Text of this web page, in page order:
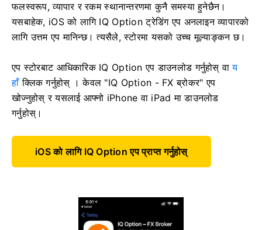
फलस्वरूप, व्यापार र रकम स्थानान्तरणमा कुनै समस्या हुनेछैन।
यसबाहेक, iOS को लागि IQ Option ट्रेडिंग एप अनलाइन व्यापारको
लागि उत्तम एप मानिन्छ। त्यसैले, स्टोरमा यसको उच्च मूल्याङ्कन छ।
एप स्टोरबाट आधिकारिक IQ Option एप डाउनलोड गर्नुहोस् वाय
हाँक्लिक गर्नुहोस् । केवल "IQ Option - FX ब्रोकर" एप
खोज्नुहोस् र यसलाई आफ्नो iPhone वा iPad मा डाउनलोड
गर्नुहोस्।
iOS को लागि IQ Option एप प्राप्त गर्नुहोस्